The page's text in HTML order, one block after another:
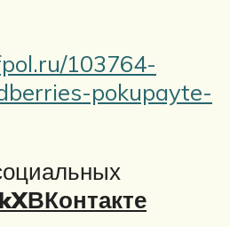
103764-
pokupayte-
XВКонтакте